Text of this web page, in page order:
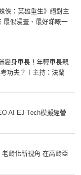
俠：英雄重生》絕對主
最似漫畫、最好睇嘅一
變身車長！年輕車長親
功夫？︱主持：法蘭
AI EJ Tech模擬經營
老齡化新視角 在高齡亞